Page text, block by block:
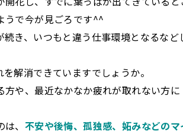
うで今が見ごろです^^
き、いつもと違う仕事環境となるな
解消できていますでしょうか。
や、最近なかなか疲れが取れない方
、 不安や後悔、孤独感、妬みなどの